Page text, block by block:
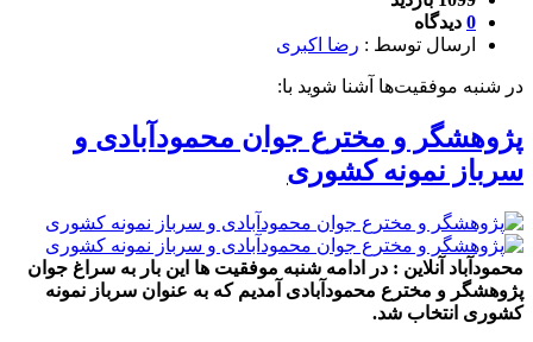
0 دیدگاه
ارسال توسط : رضا اکبری
در شنبه موفقیت‌ها آشنا شوید با:
پژوهشگر و مخترع جوان محمودآبادی و
سرباز نمونه کشوری
محمودآباد آنلاین : در ادامه شنبه موفقیت ها این بار به سراغ جوان
پژوهشگر و مخترع محمودآبادی آمدیم که به عنوان سرباز نمونه
کشوری انتخاب شد.